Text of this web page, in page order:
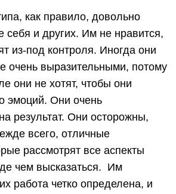
как правило, довольно
себя и других. Им не нравится,
из-под контроля. Иногда они
очень выразительными, потому
они не хотят, чтобы они
эмоций. Они очень
результат. Они осторожны,
всего, отличные
рассмотрят все аспекты
чем высказаться. Им
работа четко определена, и